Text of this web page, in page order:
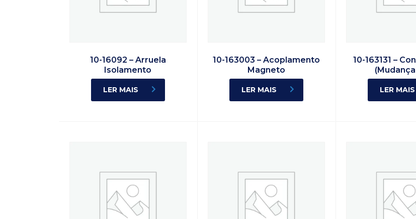
10-16092 – Arruela
Isolamento
LER MAIS
10-163003 – Acoplamento
Magneto
LER MAIS
10-163131 –
LER MAIS